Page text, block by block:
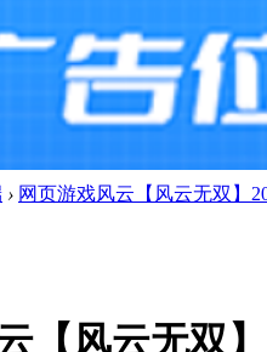
› 网页游戏风云【风云无双】
【风云无双